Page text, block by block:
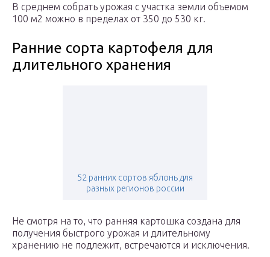
В среднем собрать урожая с участка земли объемом
100 м2 можно в пределах от 350 до 530 кг.
Ранние сорта картофеля для
длительного хранения
52 ранних сортов яблонь для
разных регионов россии
Не смотря на то, что ранняя картошка создана для
получения быстрого урожая и длительному
хранению не подлежит, встречаются и исключения.